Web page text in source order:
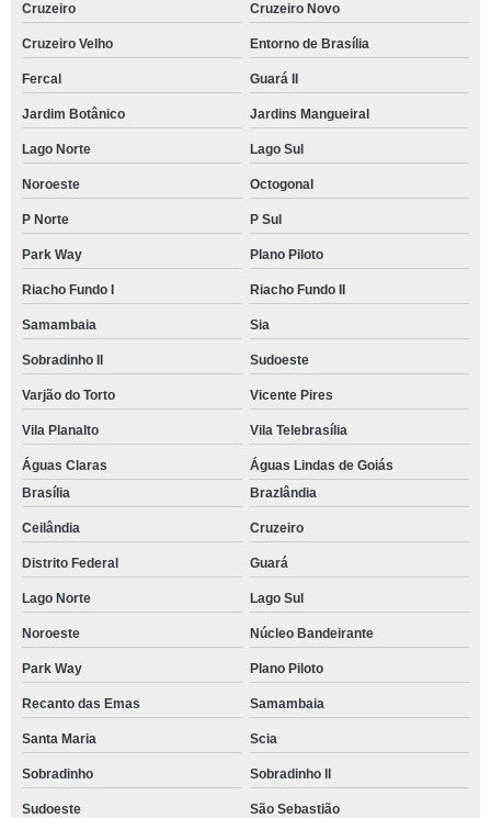
Cruzeiro Cruzeiro Novo
Cruzeiro Velho Entorno de Brasília
Fercal Guará II
Jardim Botânico Jardins Mangueiral
Lago Norte Lago Sul
Noroeste Octogonal
P Norte P Sul
Park Way Plano Piloto
Riacho Fundo I Riacho Fundo II
Samambaia Sia
Sobradinho II Sudoeste
Varjão do Torto Vicente Pires
Vila Planalto Vila Telebrasília
Águas Claras
Águas Lindas de Goiás
Brasília
Brazlândia
Ceilândia Cruzeiro
Distrito Federal Guará
Lago Norte Lago Sul
Noroeste Núcleo Bandeirante
Park Way Plano Piloto
Recanto das Emas Samambaia
Santa Maria Scia
Sobradinho Sobradinho ll
Sudoeste São Sebastião